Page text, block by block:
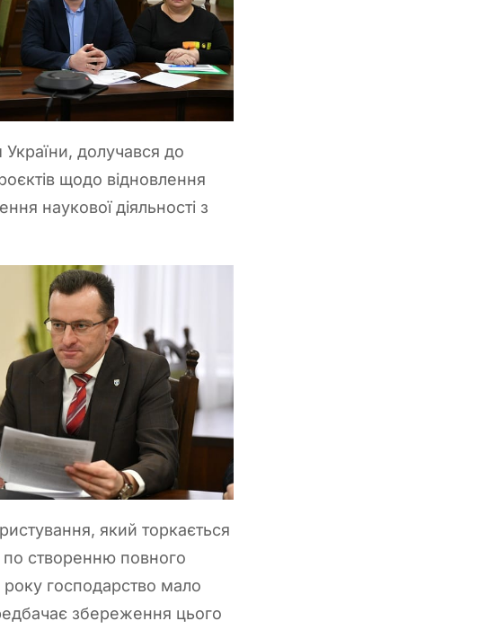
долучався до
щодо відновлення
наукової діяльності з
який торкається
по створенню повного
господарство мало
збереження цього